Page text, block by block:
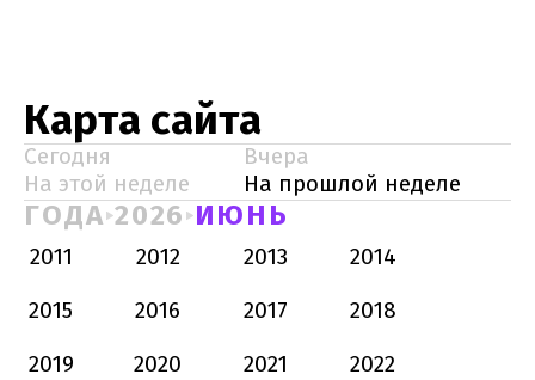
Карта сайта
Сегодня
Вчера
На этой неделе
На прошлой неделе
ГОДА 2026 ИЮНЬ
2011 2012 2013
2014
2015
2016 2017
2018
2019
2020 2021
2022